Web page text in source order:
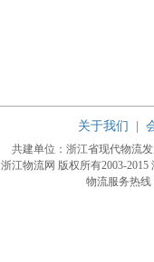
关于我们
共建单位：浙江省现代物流
浙江物流网 版权所有2003-2015
物流服务热线